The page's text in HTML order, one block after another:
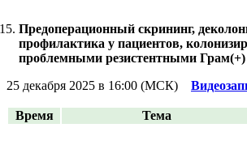
Предоперационный скрининг,
профилактика у пациентов,
проблемными резистентными
25 декабря 2025 в 16:00 (МСК)
Время Тема